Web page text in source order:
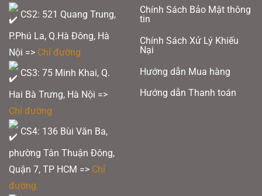
phẩm
chọn
thể
chọn
trên
CS2: 521 Quang Trung,
P.Phú La, Q.Hà Đông, Hà
Nội => Chỉ đường
CS3: 75 Minh Khai, Q.
Hai Bà Trưng, Hà Nội =>
Chỉ đường
CS4: 136 Bùi Văn Ba,
phường Tân Thuận Đông,
Quận 7, TP HCM => Chỉ
đường
Chính Sách Bảo Mật thông
tin
Chính Sách Xử Lý Khiếu
Nại
Hướng dẫn Mua hàng
Hướng dẫn Thanh toán